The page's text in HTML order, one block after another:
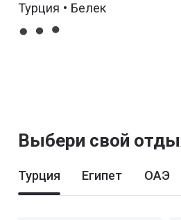
Турция • Белек
Выбери свой
Турция Египет ОАЭ